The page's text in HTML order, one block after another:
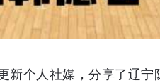
个人社媒，分享了辽宁